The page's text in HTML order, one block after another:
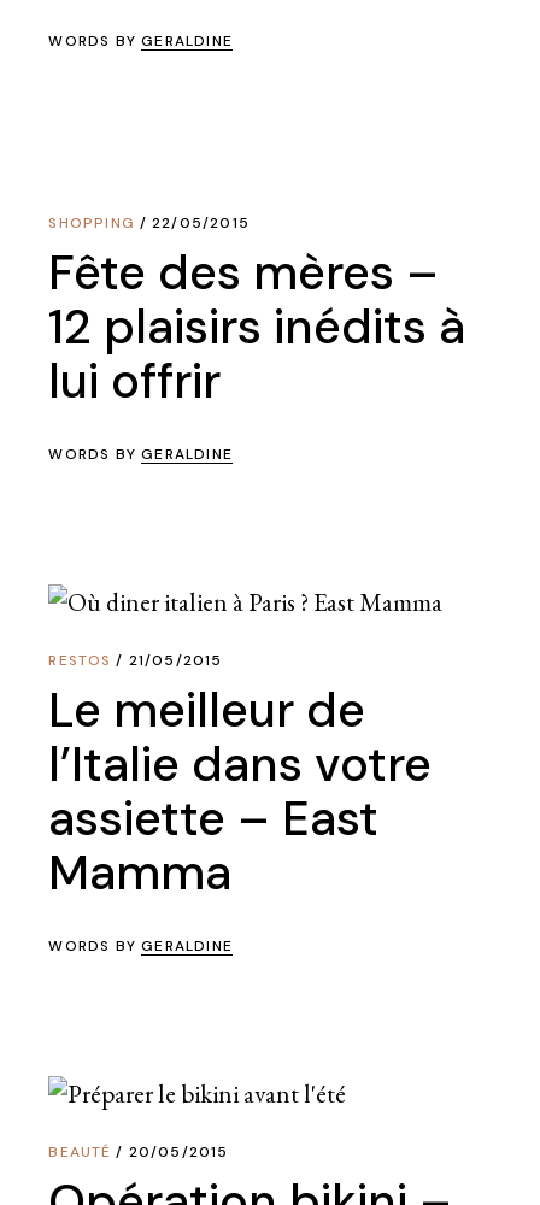
WORDS BYGERALDINE
SHOPPING 22/05/2015
Fête des mères –
12 plaisirs inédits à
lui offrir
WORDS BYGERALDINE
RESTOS 21/05/2015
Le meilleur de
l’Italie dans votre
assiette – East
Mamma
WORDS BYGERALDINE
BEAUTÉ 20/05/2015